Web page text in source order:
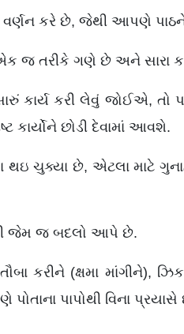
કરે છે, જેથી આપણે
ગણે છે અને સારા
કરી લેવું જોઈએ, તો
છોડી દેવામાં આવશે.
છે, એટલા માટે
જેમ જ બદલો આપે છે.
(ક્ષમા માંગીને),
પાપોથી વિના પ્રયાસે